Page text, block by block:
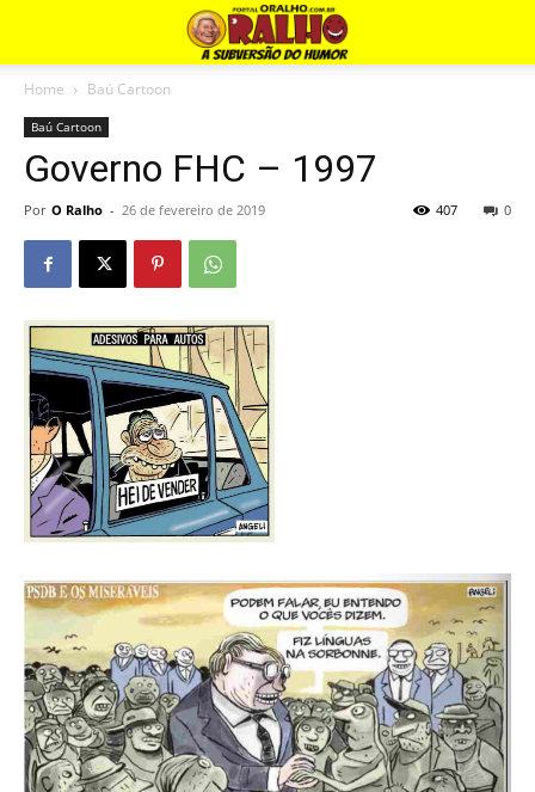
Home Baú Cartoon
Baú Cartoon
Governo FHC – 1997
Por O Ralho - 26 de fevereiro de 2019 0
407